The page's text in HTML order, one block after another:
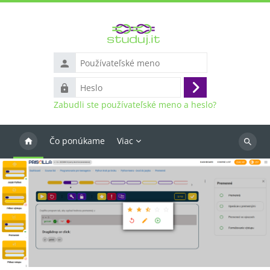
Používateľské
meno
Heslo
Prihlásiť
sa
Zabudli ste používateľské meno a heslo?
Čo ponúkame Viac
kurzy